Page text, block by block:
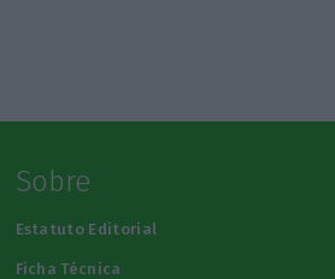
Sobre
Estatuto Editorial
Ficha Técnica